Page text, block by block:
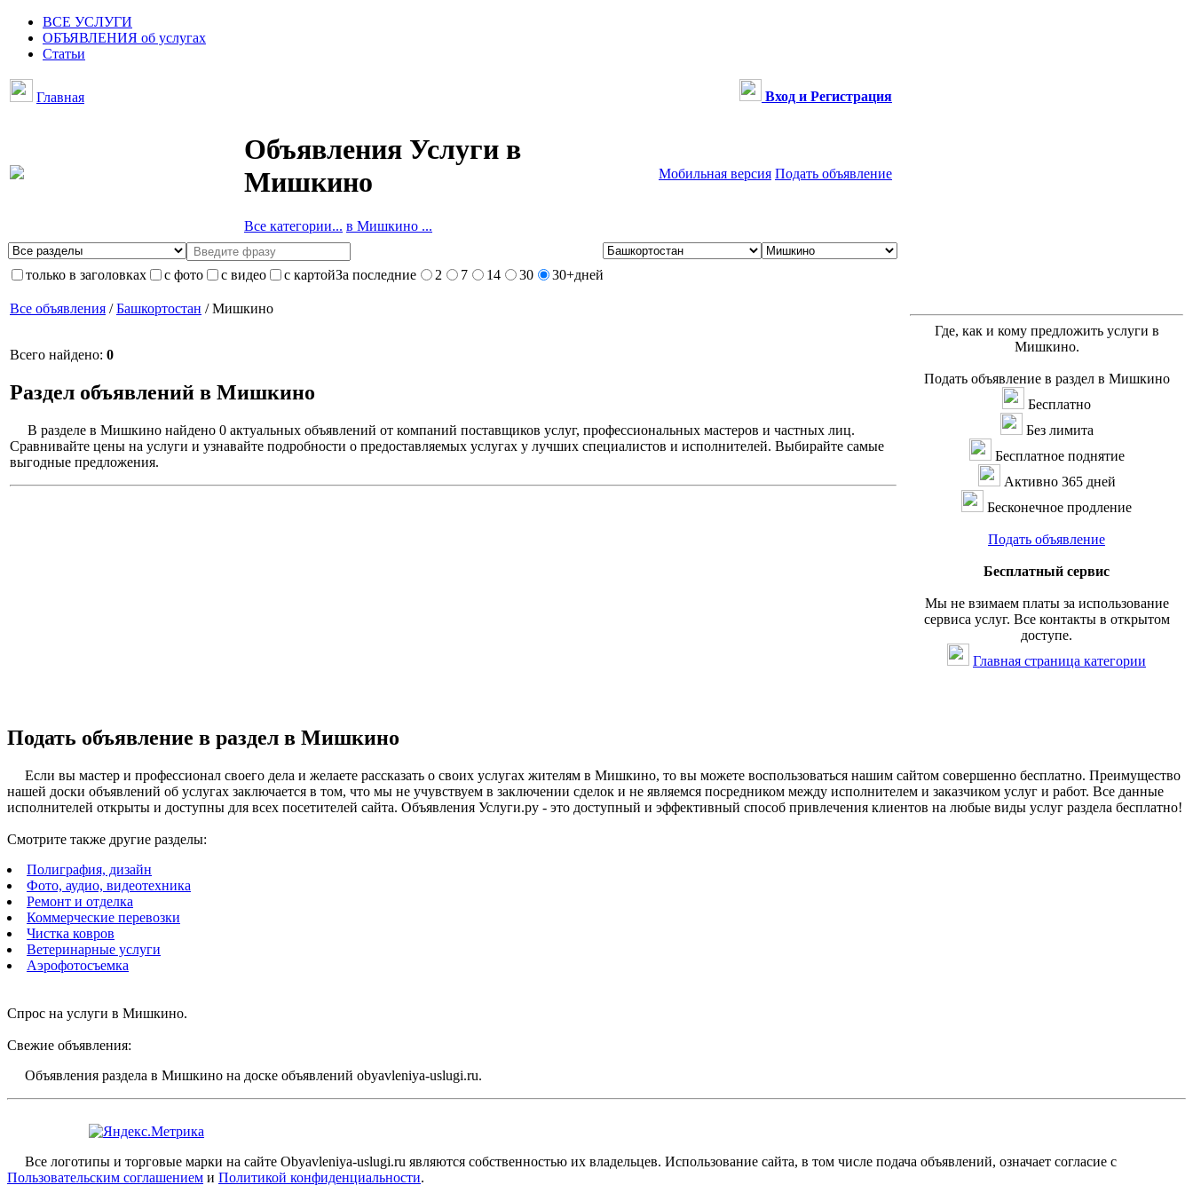
ВСЕ УСЛУГИ
ОБЪЯВЛЕНИЯ об услугах
Статьи
Главная Вход и Регистрация
Объявления Услуги в
Мишкино
Все категории... в Мишкино ...
Мобильная версия Подать объявление
только в заголовках с фото с видео с картойЗа последние 2 7 14 30 30+дней
Все объявления /Башкортостан / Мишкино
Всего найдено: 0
Раздел объявлений в Мишкино
В разделе в Мишкино найдено 0 актуальных объявлений от компаний поставщиков услуг, профессиональных мастеров и частных лиц.
Сравнивайте цены на услуги и узнавайте подробности о предоставляемых услугах у лучших специалистов и исполнителей. Выбирайте самые
выгодные предложения.
Где, как и кому предложить услуги в
Мишкино.
Подать объявление в раздел в Мишкино
Бесплатно
Без лимита
Бесплатное поднятие
Активно 365 дней
Бесконечное продление
Подать объявление
Бесплатный сервис
Мы не взимаем платы за использование
сервиса услуг. Все контакты в открытом
доступе.
Главная страница категории
Подать объявление в раздел в Мишкино
Если вы мастер и профессионал своего дела и желаете рассказать о своих услугах жителям в Мишкино, то вы можете воспользоваться нашим сайтом совершенно бесплатно. Преимущество
нашей доски объявлений об услугах заключается в том, что мы не учувствуем в заключении сделок и не являемся посредником между исполнителем и заказчиком услуг и работ. Все данные
исполнителей открыты и доступны для всех посетителей сайта. Объявления Услуги.ру - это доступный и эффективный способ привлечения клиентов на любые виды услуг раздела бесплатно!
Смотрите также другие разделы:
Полиграфия, дизайн
Фото, аудио, видеотехника
Ремонт и отделка
Коммерческие перевозки
Чистка ковров
Ветеринарные услуги
Аэрофотосъемка
Спрос на услуги в Мишкино.
Свежие объявления:
Объявления раздела в Мишкино на доске объявлений obyavleniya-uslugi.ru.
Все логотипы и торговые марки на сайте Obyavleniya-uslugi.ru являются собственностью их владельцев. Использование сайта, в том числе подача объявлений, означает согласие с
Пользовательским соглашением и Политикой конфиденциальности.